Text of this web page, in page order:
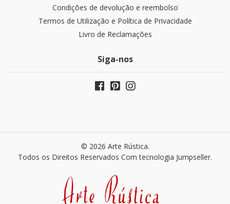
Condições de devolução e reembolso
Termos de Utilização e Política de Privacidade
Livro de Reclamações
Siga-nos
© 2026 Arte Rústica.
Todos os Direitos Reservados Com tecnologia Jumpseller.